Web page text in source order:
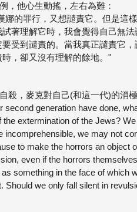
，他心生動搖，左右為難：
娜的罪行，又想譴責它。但是這
著理解它時，我會覺得自己無法
受到譴責的。當我真正譴責它，
，卻又沒有理解的餘地。"
殺，麥克對自己(和這一代)的消
second generation have done,
the extermination of the Jews?
incomprehensible, we may not
to make the horrors an object
even if the horrors
something in the face of which
Should we only fall silent in